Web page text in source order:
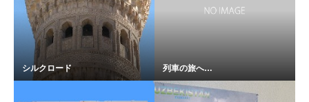
シルクロード 列車の旅へ…